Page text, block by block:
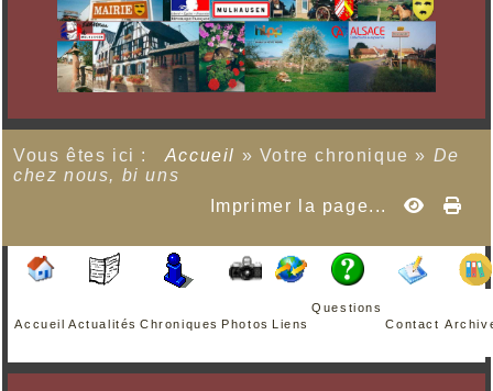
Vous êtes ici : Accueil » Votre chronique » De
chez nous, bi uns
Imprimer la page...
Accueil Actualités Chroniques Photos Liens
Questions
Contact